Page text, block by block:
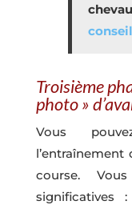
Troisième
photo »
Vous
l’entraînement
course.
significatives